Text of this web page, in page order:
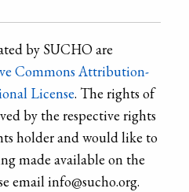
by SUCHO are
Commons Attribution-
License. The rights of
by the respective rights
holder and would like to
made available on the
email info@sucho.org.